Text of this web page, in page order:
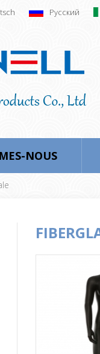
Русский
NOUS